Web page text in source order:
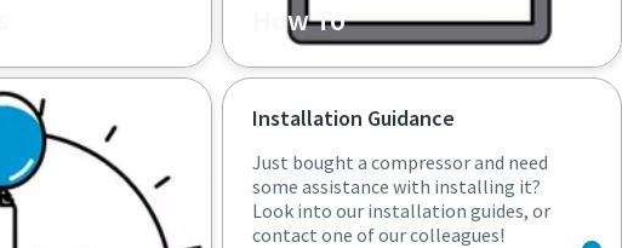
How To
Installation Guidance
Just bought a compressor and need
some assistance with installing it?
Look into our installation guides, or
contact one of our colleagues!